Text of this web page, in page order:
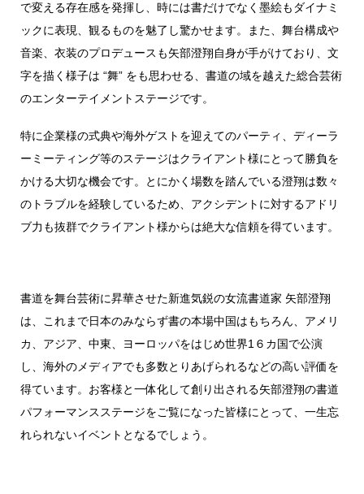
で変える存在感を発揮し、時には書だけでなく墨絵もダイナミ
ックに表現、観るものを魅了し驚かせます。また、舞台構成や
音楽、衣装のプロデュースも矢部澄翔自身が手がけており、文
字を描く様子は “舞” をも思わせる、書道の域を越えた総合芸術
のエンターテイメントステージです。
特に企業様の式典や海外ゲストを迎えてのパーティ、ディーラ
ーミーティング等のステージはクライアント様にとって勝負を
かける大切な機会です。とにかく場数を踏んでいる澄翔は数々
のトラブルを経験しているため、アクシデントに対するアドリ
ブ力も抜群でクライアント様からは絶大な信頼を得ています。
書道を舞台芸術に昇華させた新進気鋭の女流書道家 矢部澄翔
は、これまで日本のみならず書の本場中国はもちろん、アメリ
カ、アジア、中東、ヨーロッパをはじめ世界1６カ国で公演
し、海外のメディアでも多数とりあげられるなどの高い評価を
得ています。お客様と一体化して創り出される矢部澄翔の書道
パフォーマンスステージをご覧になった皆様にとって、一生忘
れられないイベントとなるでしょう。